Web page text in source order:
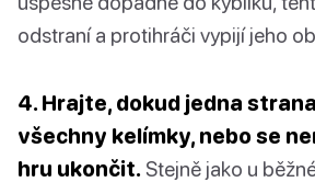
odstraní a protihráči vypijí jeho
4. Hrajte, dokud jedna
všechny kelímky, nebo se
hru ukončit. Stejně jako u